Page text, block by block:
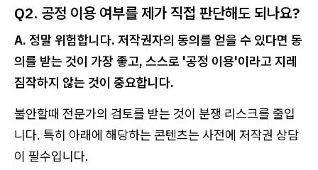
Q2. 공정 이용 여부를 제가 직접 판단해도 되나요?
A. 정말 위험합니다. 저작권자의 동의를 얻을 수 있다면 동
의를 받는 것이 가장 좋고, 스스로 '공정 이용'이라고 지레
짐작하지 않는 것이 중요합니다.
불안할때 전문가의 검토를 받는 것이 분쟁 리스크를 줄입
니다. 특히 아래에 해당하는 콘텐츠는 사전에 저작권 상담
이 필수입니다.